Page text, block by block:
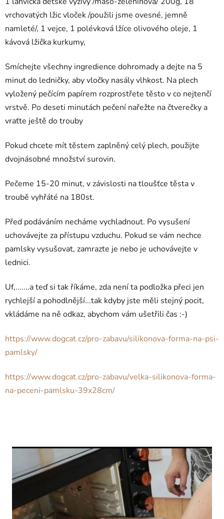
vrchovatých lžic vloček /použili jsme ovesné, jemně
namleté/, 1 vejce, 1 polévková lžíce olivového oleje, 1
kávová lžička kurkumy,
Smíchejte všechny ingredience dohromady a dejte na 5
minut do ledničky, aby vločky nasály vlhkost. Na plech
vyložený pečícím papírem rozprostřete těsto v co nejtenčí
vrstvě. Po deseti minutách pečení nařežte na čtverečky a
vraťte ještě do trouby
Pokud chcete mít těstem zaplněný celý plech, použijte
dvojnásobné množství surovin.
Pečeme 15-20 minut, v závislosti na tloušťce těsta v
troubě vyhřáté na 180st.
Před podáváním necháme vychladnout. Po vysušení
uchovávejte za přístupu vzduchu. Pokud se vám nechce
pamlsky vysušovat, zamrazte je nebo je uchovávejte v
lednici.
Uf,.......a teď si tak říkáme, zda není ta podložka přeci jen
rychlejší a pohodlnější...tak kdyby jste měli stejný pocit,
vkládáme na ně odkaz, abychom vám ušetřili čas :-)
https://www.dogcat.cz/pro-zabavu/silikonova-forma-na-psi-
pamlsky/
https://www.dogcat.cz/pro-zabavu/velka-silikonova-forma-
na-peceni-pamlsku-39x28cm/